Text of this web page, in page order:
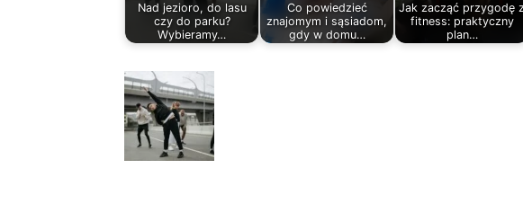
Nad jezioro, do lasu
czy do parku?
Wybieramy…
Co powiedzieć
znajomym i sąsiadom,
gdy w domu…
Jak zacząć przygodę
fitness: praktyczny
plan…